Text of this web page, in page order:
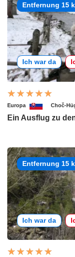
Entfernung 15
Ich war da
Europa Choč-
Ein Ausflug zu
Entfernung 15
Ich war da